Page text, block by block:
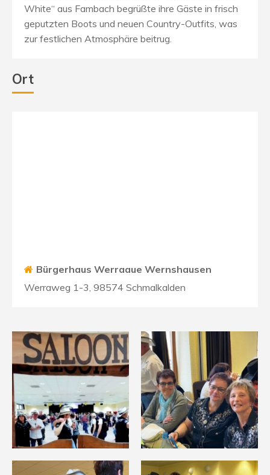
White“ aus Fambach begrüßte ihre Gäste in frisch
geputzten Boots und neuen Country-Outfits, was
zur festlichen Atmosphäre beitrug.
Ort
Bürgerhaus Werraaue Wernshausen
Werraweg 1-3, 98574 Schmalkalden